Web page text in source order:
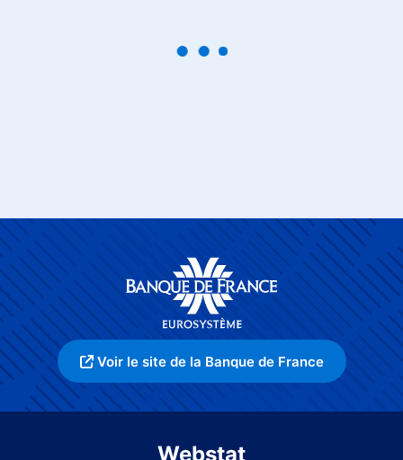
Voir le site de la Banque de France
Webstat